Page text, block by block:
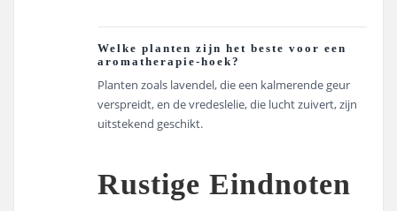
Welke planten zijn het beste voor een
aromatherapie-hoek?
Planten zoals lavendel, die een kalmerende geur
verspreidt, en de vredeslelie, die lucht zuivert, zijn
uitstekend geschikt.
Rustige Eindnoten